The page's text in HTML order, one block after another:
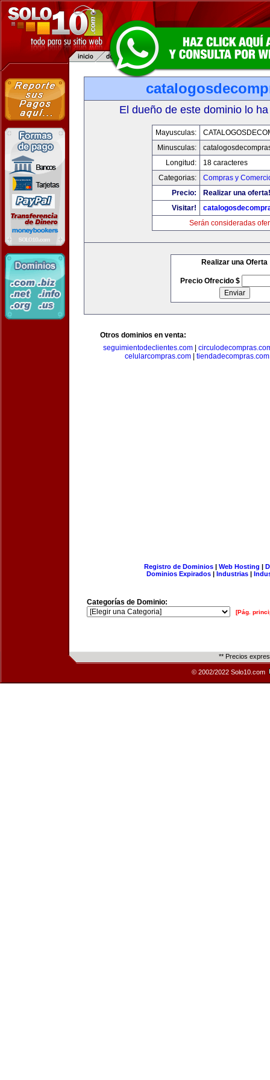
El dueño de este dominio lo
Mayusculas:
Minusculas:
Longitud:
18 caracteres
Categorias:
Compras y
Precio:
Realizar una oferta!
Visitar!
Serán consideradas
Realizar una Oferta
Precio Ofrecido $
Otros dominios en venta:
seguimientodeclientes.com
celularcompras.com| tiendadecompras.com
Registro de Dominios| Web Hosting |
Dominios Expirados | Industrias |
Categorías de Dominio:
[Pág.
** Precios
© 2002/2022 Solo10.com